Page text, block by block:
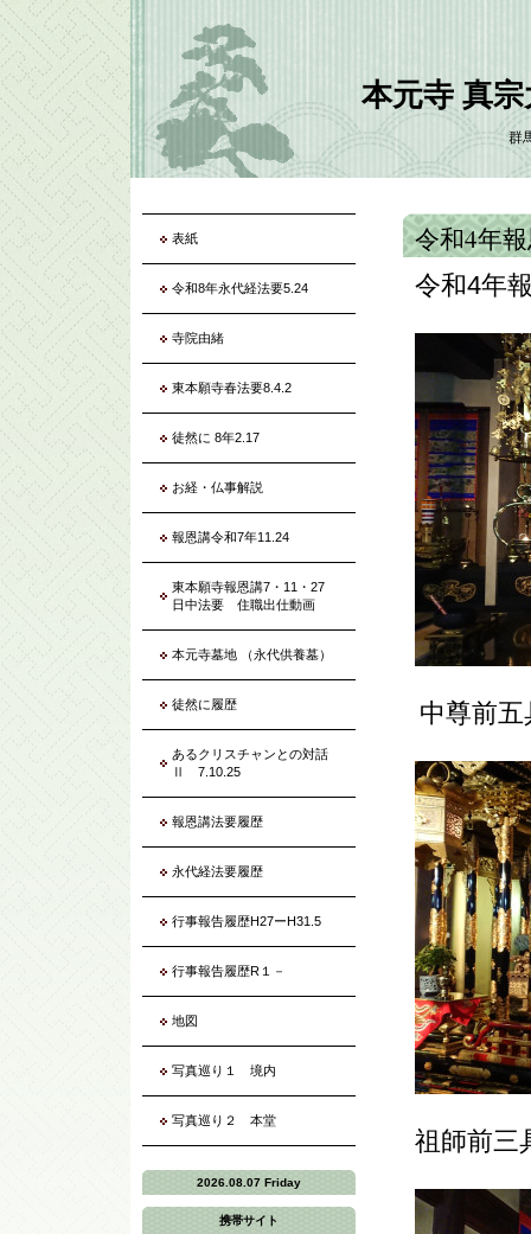
本元寺 真
群
令和4年
令和4年
中尊前
祖師前三
表紙
令和8年永代経法要5.24
寺院由緒
東本願寺春法要8.4.2
徒然に 8年2.17
お経・仏事解説
報恩講令和7年11.24
東本願寺報恩講7・11・27
日中法要 住職出仕動画
本元寺墓地 （永代供養墓）
徒然に履歴
あるクリスチャンとの対話
Ⅱ 7.10.25
報恩講法要履歴
永代経法要履歴
行事報告履歴H27ーH31.5
行事報告履歴R１－
地図
写真巡り１ 境内
写真巡り２ 本堂
2026.08.07 Friday
携帯サイト